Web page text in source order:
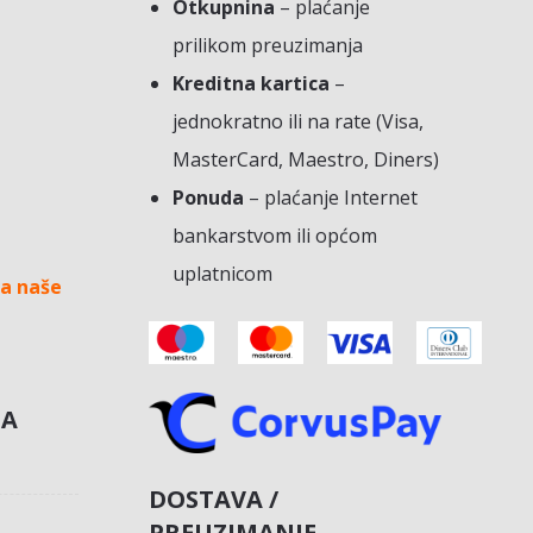
naše
Otkupnina – plaćanje
prilikom preuzimanja
Kreditna kartica –
jednokratno ili na rate (Visa,
MasterCard, Maestro, Diners)
Ponuda – plaćanje Internet
bankarstvom ili općom
uplatnicom
DOSTAVA /